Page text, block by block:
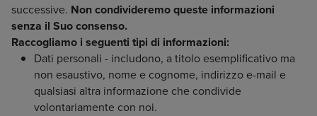
successive. Non condivideremo queste informazioni
senza il Suo consenso.
Raccogliamo i seguenti tipi di informazioni:
Dati personali - includono, a titolo esemplificativo ma
non esaustivo, nome e cognome, indirizzo e-mail e
qualsiasi altra informazione che condivide
volontariamente con noi.